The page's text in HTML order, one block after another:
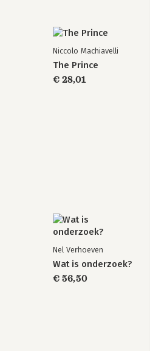
Niccolo Machiavelli
The Prince
€ 28,01
Nel Verhoeven
Wat is onderzoek?
€ 56,50